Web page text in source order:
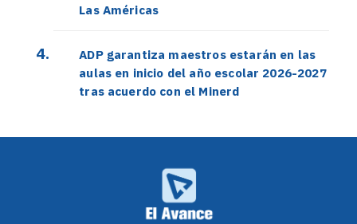
Las Américas
ADP garantiza maestros estarán en las
aulas en inicio del año escolar 2026-2027
tras acuerdo con el Minerd